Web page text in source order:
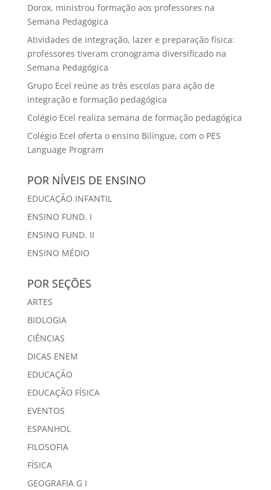
Dorox, ministrou formação aos professores na
Semana Pedagógica
Atividades de integração, lazer e preparação física:
professores tiveram cronograma diversificado na
Semana Pedagógica
Grupo Ecel reúne as três escolas para ação de
integração e formação pedagógica
Colégio Ecel realiza semana de formação pedagógica
Colégio Ecel oferta o ensino Bilíngue, com o PES
Language Program
POR NÍVEIS DE ENSINO
EDUCAÇÃO INFANTIL
ENSINO FUND. I
ENSINO FUND. II
ENSINO MÉDIO
POR SEÇÕES
ARTES
BIOLOGIA
CIÊNCIAS
DICAS ENEM
EDUCAÇÃO
EDUCAÇÃO FÍSICA
EVENTOS
ESPANHOL
FILOSOFIA
FÍSICA
GEOGRAFIA G I